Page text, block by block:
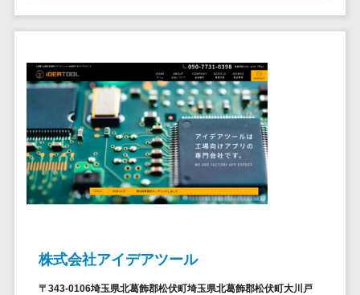
マーケティング
メール配信システム>
デジタル資産管理システム>
商品情報管理システム>
チケット管理システム>
マーゲーム
Web3.0
AI
AR/VR
IoT
補助金・助
成金サポー
ト
テム
債務管理シス
テム
固定資産管理
システム
経理アウトソ
ーシング
請求代行サー
株式会社アイデアツール
〒343-0106埼玉県北葛飾郡松伏町埼玉県北葛飾郡松伏町大川戸